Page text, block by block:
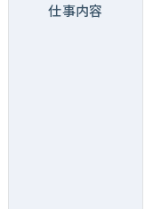
仕事内容